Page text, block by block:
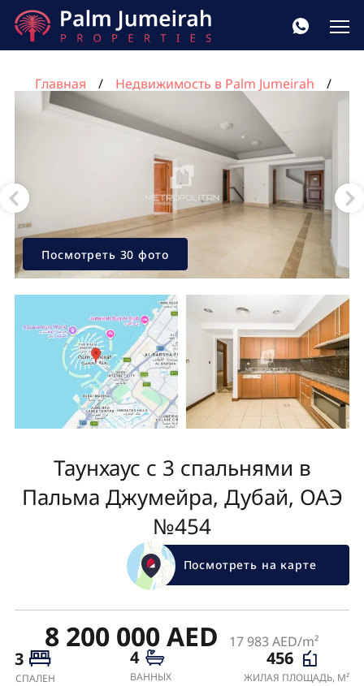
Главная
Недвижимость в Palm Jumeirah
Таунхаус с 3 спальнями в Пальма Джумейра, Дубай,
ОАЭ №454
Посмотреть 30 фото
Таунхаус с 3 спальнями в
Пальма Джумейра, Дубай, ОАЭ
№454
Посмотреть на карте
8 200 000 AED 17 983 AED/m²
3
СПАЛЕН
4
ВАННЫХ
456
ЖИЛАЯ ПЛОЩАДЬ, М²